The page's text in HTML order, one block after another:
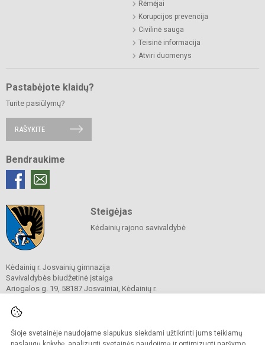
Šioje svetainėje naudojame slapukus siekdami užtikrinti jums teikiamų
Rėmėjai
Korupcijos prevencija
Civilinė sauga
Teisinė informacija
Atviri duomenys
Pastabėjote klaidų?
Turite pasiūlymų?
RAŠYKITE
Bendraukime
Steigėjas
Kėdainių rajono savivaldybė
Kėdainių r. Josvainių gimnazija
Savivaldybės biudžetinė įstaiga
Ariogalos g. 19, 58187 Josvainiai, Kėdainių r.
El. p.
Duomenys kaupiami ir saugomi
Juridinių asmenų registre
Įmonės kodas 191018728